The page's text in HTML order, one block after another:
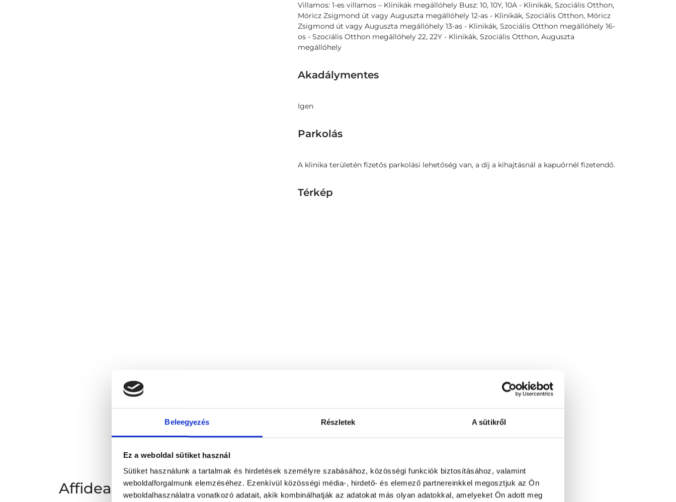
Beleegyezés Részletek A sütikről
Ez a weboldal sütiket használ
Sütiket használunk a tartalmak és hirdetések személyre szabásához, közösségi funkciók biztosításához, valamint
weboldalforgalmunk elemzéséhez. Ezenkívül közösségi média-, hirdető- és elemező partnereinkkel megosztjuk az Ön
weboldalhasználatra vonatkozó adatait, akik kombinálhatják az adatokat más olyan adatokkal, amelyeket Ön adott meg
Villamos: 1-es villamos – Klinikák megállóhely Busz: 10, 10Y, 10A - Klinikák, Szociális Otthon,
Móricz Zsigmond út vagy Auguszta megállóhely 12-as - Klinikák, Szociális Otthon, Móricz
Zsigmond út vagy Auguszta megállóhely 13-as - Klinikák, Szociális Otthon megállóhely 16-
os - Szociális Otthon megállóhely 22, 22Y - Klinikák, Szociális Otthon, Auguszta
megállóhely
Akadálymentes
Igen
Parkolás
A klinika területén fizetős parkolási lehetőség van, a díj a kihajtásnál a kapuőrnél fizetendő.
Térkép
Affidea - Debrecen vélemények